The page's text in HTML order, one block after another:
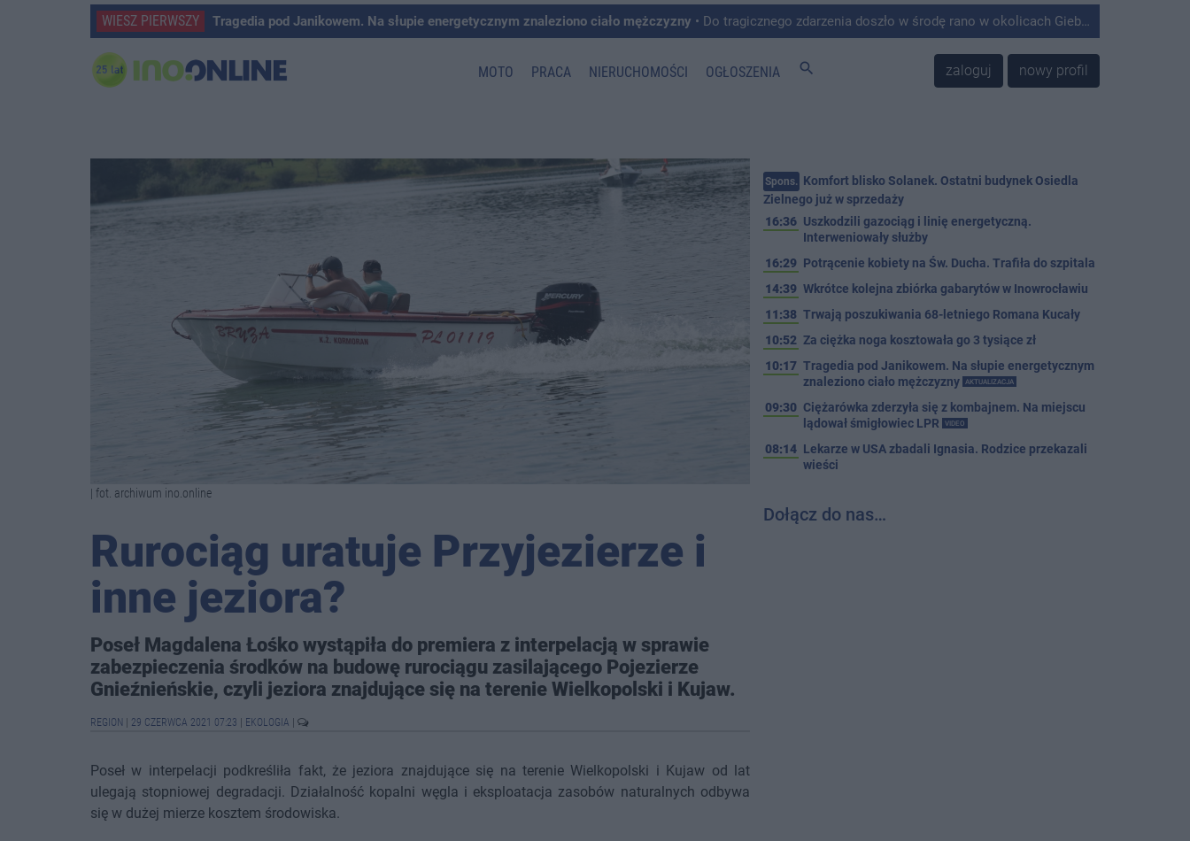
WIESZ PIERWSZY Tragedia pod Janikowem. Na słupie energetycznym znaleziono ciało mężczyzny • Do tragicznego zdarzenia doszło w środę rano w okolicach Giebni koło Janikowa. Wówczas na słupie energetycznym odnaleziono ciało mężczyzny.
MOTO PRACA NIERUCHOMOŚCI OGŁOSZENIA search zaloguj nowy profil
| fot. archiwum ino.online
Rurociąg uratuje Przyjezierze i
inne jeziora?
Poseł Magdalena Łośko wystąpiła do premiera z interpelacją w sprawie
zabezpieczenia środków na budowę rurociągu zasilającego Pojezierze
Gnieźnieńskie, czyli jeziora znajdujące się na terenie Wielkopolski i Kujaw.
REGION 29 CZERWCA 2021 07:23 EKOLOGIA
Poseł w interpelacji podkreśliła fakt, że jeziora znajdujące się na terenie Wielkopolski i Kujaw od lat
ulegają stopniowej degradacji. Działalność kopalni węgla i eksploatacja zasobów naturalnych odbywa
się w dużej mierze kosztem środowiska.
Spons. Komfort blisko Solanek. Ostatni budynek Osiedla
Zielnego już w sprzedaży
16:36 Uszkodzili gazociąg i linię energetyczną.
Interweniowały służby
16:29 Potrącenie kobiety na Św. Ducha. Trafiła do szpitala
14:39 Wkrótce kolejna zbiórka gabarytów w Inowrocławiu
11:38 Trwają poszukiwania 68-letniego Romana Kucały
10:52 Za ciężka noga kosztowała go 3 tysiące zł
10:17 Tragedia pod Janikowem. Na słupie energetycznym
znaleziono ciało mężczyzny
AKTUALIZACJA
09:30 Ciężarówka zderzyła się z kombajnem. Na miejscu
lądował śmigłowiec LPR
VIDEO
08:14 Lekarze w USA zbadali Ignasia. Rodzice przekazali
wieści
Dołącz do nas…